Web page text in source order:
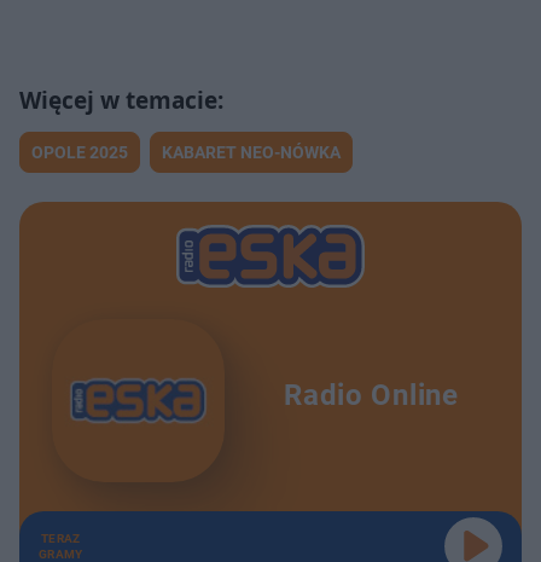
OPOLE 2025 KABARET NEO-NÓWKA
Radio Online
TERAZ
GRAMY